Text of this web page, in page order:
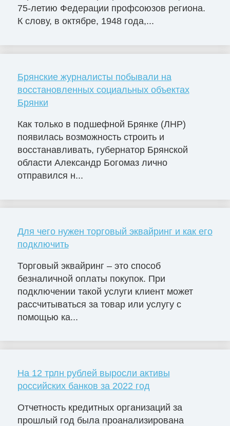
75-летию Федерации профсоюзов региона.
К слову, в октябре, 1948 года,...
Брянские журналисты побывали на
восстановленных социальных объектах
Брянки
Как только в подшефной Брянке (ЛНР)
появилась возможность строить и
восстанавливать, губернатор Брянской
области Александр Богомаз лично
отправился н...
Для чего нужен торговый эквайринг и как его
подключить
Торговый эквайринг – это способ
безналичной оплаты покупок. При
подключении такой услуги клиент может
рассчитываться за товар или услугу с
помощью ка...
На 12 трлн рублей выросли активы
российских банков за 2022 год
Отчетность кредитных организаций за
прошлый год была проанализирована